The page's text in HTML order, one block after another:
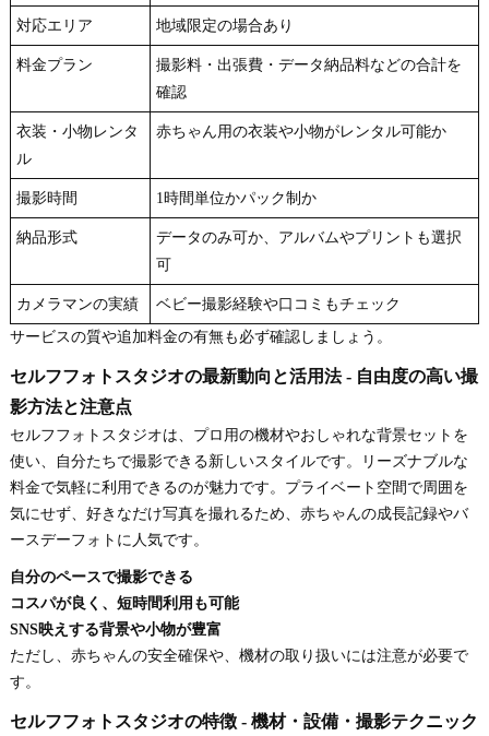
対応エリア 地域限定の場合あり
料金プラン
撮影料・出張費・データ納品料などの合計を
確認
衣装・小物レンタ
ル
赤ちゃん用の衣装や小物がレンタル可能か
撮影時間 1時間単位かパック制か
納品形式
データのみ可か、アルバムやプリントも選択
可
カメラマンの実績
ベビー撮影経験や口コミもチェック
サービスの質や追加料金の有無も必ず確認しましょう。
セルフフォトスタジオの最新動向と活用法 - 自由度の高い撮
影方法と注意点
セルフフォトスタジオは、プロ用の機材やおしゃれな背景セットを
使い、自分たちで撮影できる新しいスタイルです。リーズナブルな
料金で気軽に利用できるのが魅力です。プライベート空間で周囲を
気にせず、好きなだけ写真を撮れるため、赤ちゃんの成長記録やバ
ースデーフォトに人気です。
自分のペースで撮影できる
コスパが良く、短時間利用も可能
SNS映えする背景や小物が豊富
ただし、赤ちゃんの安全確保や、機材の取り扱いには注意が必要で
す。
セルフフォトスタジオの特徴 - 機材・設備・撮影テクニック